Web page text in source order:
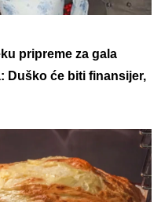
pripreme za gala
Duško će biti finansijer,